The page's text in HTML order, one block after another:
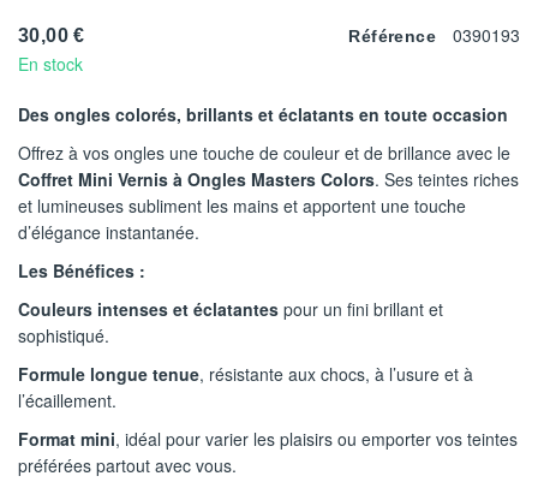
30,00 €
En stock
Référence 0390193
Des ongles colorés, brillants et éclatants en toute occasion
Offrez à vos ongles une touche de couleur et de brillance avec le
Coffret Mini Vernis à Ongles Masters Colors. Ses teintes riches
et lumineuses subliment les mains et apportent une touche
d’élégance instantanée.
Les Bénéfices :
Couleurs intenses et éclatantes pour un fini brillant et
sophistiqué.
Formule longue tenue, résistante aux chocs, à l’usure et à
l’écaillement.
Format mini, idéal pour varier les plaisirs ou emporter vos teintes
préférées partout avec vous.